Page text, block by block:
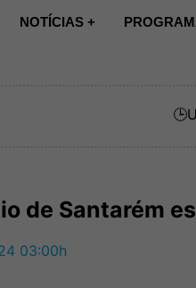
NOTÍCIAS +
🕒
de Santarém
03:00h